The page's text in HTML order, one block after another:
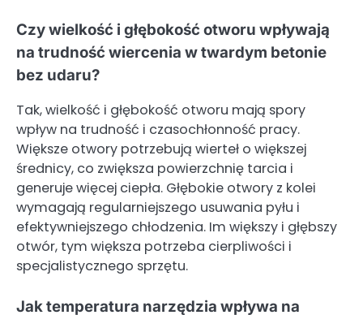
Czy wielkość i głębokość otworu wpływają
na trudność wiercenia w twardym betonie
bez udaru?
Tak, wielkość i głębokość otworu mają spory
wpływ na trudność i czasochłonność pracy.
Większe otwory potrzebują wierteł o większej
średnicy, co zwiększa powierzchnię tarcia i
generuje więcej ciepła. Głębokie otwory z kolei
wymagają regularniejszego usuwania pyłu i
efektywniejszego chłodzenia. Im większy i głębszy
otwór, tym większa potrzeba cierpliwości i
specjalistycznego sprzętu.
Jak temperatura narzędzia wpływa na